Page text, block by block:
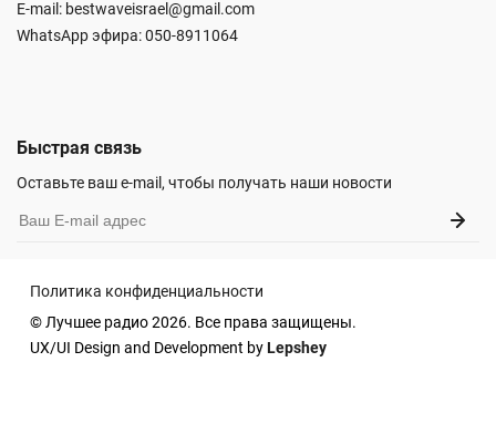
E-mail: bestwaveisrael@gmail.com
WhatsApp эфира:050-8911064
Быстрая связь
Оставьте ваш e-mail, чтобы получать наши новости
Политика конфиденциальности
© Лучшее радио 2026. Все права защищены.
UX/UI Design and Development byLepshey